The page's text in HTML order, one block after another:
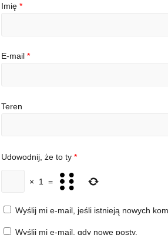
Imię *
E-mail *
Teren
Udowodnij, że to ty*
× 1 =
Wyślij mi e-mail, jeśli istnieją nowych
Wyślij mi e-mail, gdy nowe posty.